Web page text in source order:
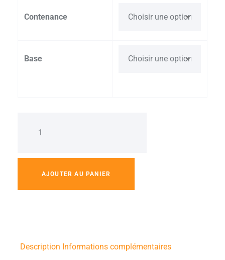
Contenance
Base
AJOUTER AU PANIER
Description Informations complémentaires